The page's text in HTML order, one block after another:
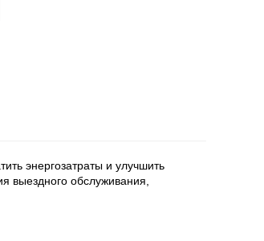
энергозатраты и улучшить
выездного обслуживания,